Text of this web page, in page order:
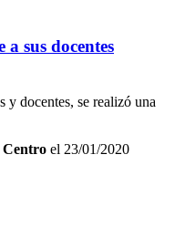
a sus docentes
y docentes, se realizó una
el 23/01/2020